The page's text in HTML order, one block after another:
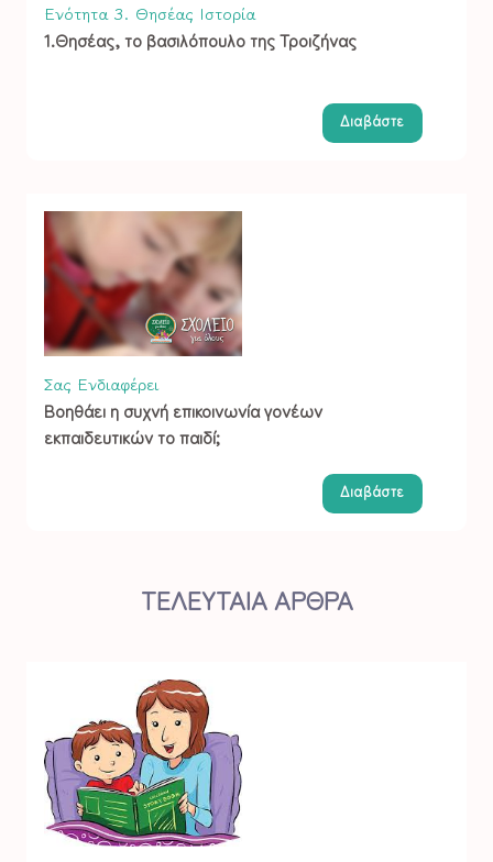
Ενότητα 3. Θησέας Ιστορία
1.Θησέας, το βασιλόπουλο της Τροιζήνας
Διαβάστε
Σας Ενδιαφέρει
Βοηθάει η συχνή επικοινωνία γονέων
εκπαιδευτικών το παιδί;
Διαβάστε
ΤΕΛΕΥΤΑΙΑ ΑΡΘΡΑ